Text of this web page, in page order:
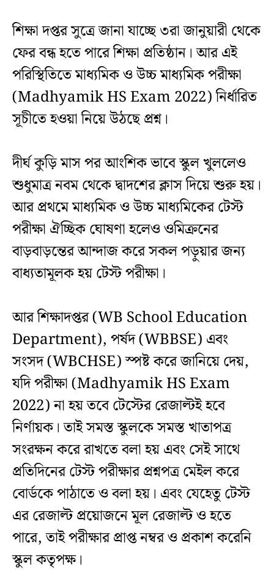
শিক্ষা দপ্তর সুত্রে জানা যাচ্ছে ৩রা জানুয়ারী থেকে
ফের বন্ধ হতে পারে শিক্ষা প্রতিষ্ঠান। আর এই
পরিস্থিতিতে মাধ্যমিক ও উচ্চ মাধ্যমিক পরীক্ষা
(Madhyamik HS Exam 2022) নির্ধারিত
সূচীতে হওয়া নিয়ে উঠছে প্রশ্ন।
দীর্ঘ কুড়ি মাস পর আংশিক ভাবে স্কুল খুললেও
শুধুমাত্র নবম থেকে দ্বাদশের ক্লাস দিয়ে শুরু হয়।
আর প্রথমে মাধ্যমিক ও উচ্চ মাধ্যমিকের টেস্ট
পরীক্ষা ঐচ্ছিক ঘোষণা হলেও ওমিক্রনের
বাড়বাড়ন্তের আন্দাজ করে সকল পড়ুয়ার জন্য
বাধ্যতামূলক হয় টেস্ট পরীক্ষা।
আর শিক্ষাদপ্তর (WB School Education
Department), পর্ষদ (WBBSE) এবং
সংসদ (WBCHSE) স্পষ্ট করে জানিয়ে দেয়,
যদি পরীক্ষা (Madhyamik HS Exam
2022) না হয় তবে টেস্টের রেজাল্টই হবে
নির্ণায়ক। তাই সমস্ত স্কুলকে সমস্ত খাতাপত্র
সংরক্ষন করে রাখতে বলা হয় এবং সেই সাথে
প্রতিদিনের টেস্ট পরীক্ষার প্রশ্নপত্র মেইল করে
বোর্ডকে পাঠাতে ও বলা হয়। এবং যেহেতু টেস্ট
এর রেজাল্ট প্রয়োজনে মূল রেজাল্ট ও হতে
পারে, তাই পরীক্ষার প্রাপ্ত নম্বর ও প্রকাশ করেনি
স্কুল কতৃপক্ষ।